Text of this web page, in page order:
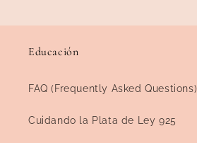
Educación
FAQ (Frequently Asked Questions)
Cuidando la Plata de Ley 925